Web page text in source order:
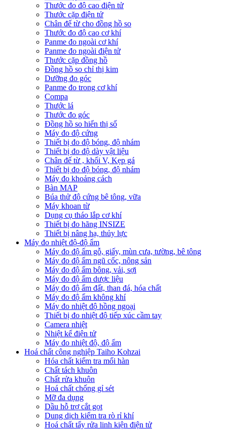
Thước đo độ cao điện tử
Thước cặp điện tử
Chân đế từ cho đồng hồ so
Thước đo độ cao cơ khí
Panme đo ngoài cơ khí
Panme đo ngoài điện tử
Thước cặp đồng hồ
Đồng hồ so chỉ thị kim
Dưỡng đo góc
Panme đo trong cơ khí
Compa
Thước lá
Thước đo góc
Đồng hồ so hiển thị số
Máy đo độ cứng
Thiết bị đo độ bóng, độ nhám
Thiết bị đo độ dày vật liệu
Chân đế từ , khối V, Kẹp gá
Thiết bị đo độ bóng, độ nhám
Máy đo khoảng cách
Bàn MAP
Búa thử độ cứng bê tông, vữa
Máy khoan từ
Dụng cụ tháo lắp cơ khí
Thiết bị đo hãng INSIZE
Thiết bị nâng hạ, thủy lực
Máy đo nhiệt độ-độ ẩm
Máy đo độ ẩm gỗ, giấy, mùn cưa, tường, bê tông
Máy đo độ ẩm ngũ cốc, nông sản
Máy đo độ ẩm bông, vải, sợi
Máy đo độ ẩm dược liệu
Máy đo độ ẩm đất, than đá, hóa chất
Máy đo độ ẩm không khí
Máy đo nhiệt độ hồng ngoại
Thiết bị đo nhiệt độ tiếp xúc cầm tay
Camera nhiệt
Nhiệt kế điện tử
Máy đo nhiệt độ, độ ẩm
Hoá chất công nghiệp Taiho Kohzai
Hóa chất kiểm tra mối hàn
Chất tách khuôn
Chất rửa khuôn
Hoá chất chống gỉ sét
Mỡ đa dụng
Dầu hỗ trợ cắt gọt
Dung dịch kiểm tra rò rỉ khí
Hoá chất tẩy rửa linh kiện điện tử